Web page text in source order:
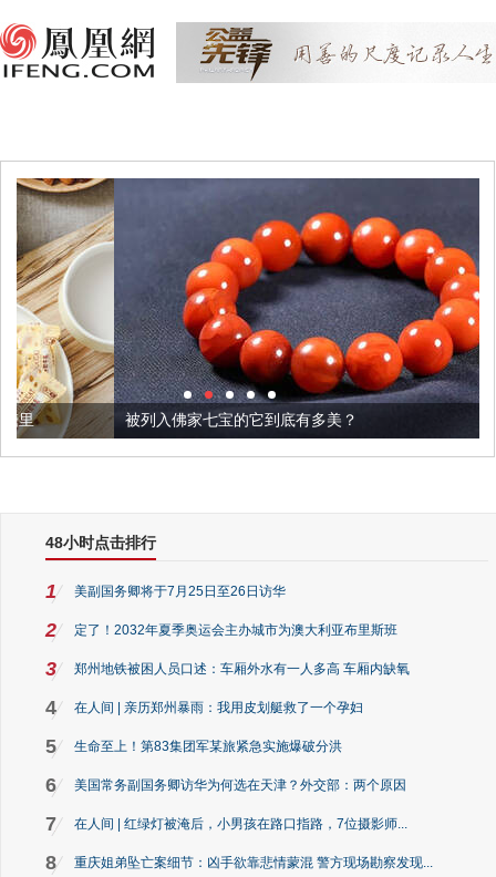
被列入佛家七宝的它到底有多美？
48小时点击排行
1 美副国务卿将于7月25日至26日访华
2 定了！2032年夏季奥运会主办城市为澳大利亚布里斯班
3 郑州地铁被困人员口述：车厢外水有一人多高 车厢内缺氧
4 在人间 | 亲历郑州暴雨：我用皮划艇救了一个孕妇
5 生命至上！第83集团军某旅紧急实施爆破分洪
6 美国常务副国务卿访华为何选在天津？外交部：两个原因
7 在人间 | 红绿灯被淹后，小男孩在路口指路，7位摄影师...
8 重庆姐弟坠亡案细节：凶手欲靠悲情蒙混 警方现场勘察发现...